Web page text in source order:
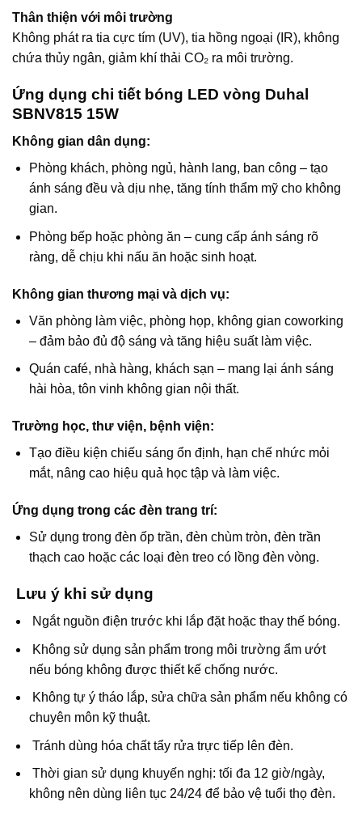
Thân thiện với môi trường
Không phát ra tia cực tím (UV), tia hồng ngoại (IR), không
chứa thủy ngân, giảm khí thải CO₂ ra môi trường.
Ứng dụng chi tiết bóng LED vòng Duhal
SBNV815 15W
Không gian dân dụng:
Phòng khách, phòng ngủ, hành lang, ban công – tạo
ánh sáng đều và dịu nhẹ, tăng tính thẩm mỹ cho không
gian.
Phòng bếp hoặc phòng ăn – cung cấp ánh sáng rõ
ràng, dễ chịu khi nấu ăn hoặc sinh hoạt.
Không gian thương mại và dịch vụ:
Văn phòng làm việc, phòng họp, không gian coworking
– đảm bảo đủ độ sáng và tăng hiệu suất làm việc.
Quán café, nhà hàng, khách sạn – mang lại ánh sáng
hài hòa, tôn vinh không gian nội thất.
Trường học, thư viện, bệnh viện:
Tạo điều kiện chiếu sáng ổn định, hạn chế nhức mỏi
mắt, nâng cao hiệu quả học tập và làm việc.
Ứng dụng trong các đèn trang trí:
Sử dụng trong đèn ốp trần, đèn chùm tròn, đèn trần
thạch cao hoặc các loại đèn treo có lồng đèn vòng.
Lưu ý khi sử dụng
Ngắt nguồn điện trước khi lắp đặt hoặc thay thế bóng.
Không sử dụng sản phẩm trong môi trường ẩm ướt
nếu bóng không được thiết kế chống nước.
Không tự ý tháo lắp, sửa chữa sản phẩm nếu không có
chuyên môn kỹ thuật.
Tránh dùng hóa chất tẩy rửa trực tiếp lên đèn.
Thời gian sử dụng khuyến nghị: tối đa 12 giờ/ngày,
không nên dùng liên tục 24/24 để bảo vệ tuổi thọ đèn.